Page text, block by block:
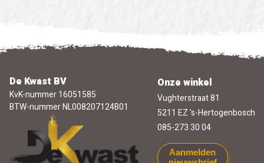
De Kwast BV
KvK-nummer 16051585
BTW-nummer NL008207124B01
Onze winkel
Vughterstraat 81
5211 EZ 's-Hertogenbosch
085-273 30 04
Aanmelden